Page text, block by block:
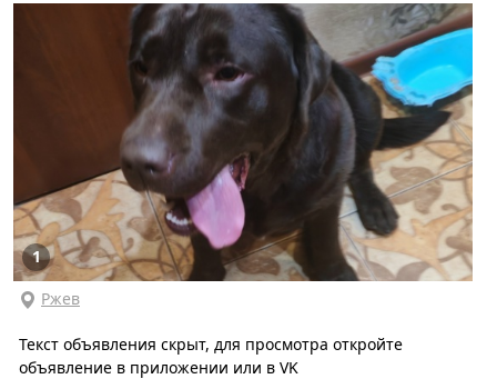
1
Ржев
Текст объявления скрыт, для просмотра откройте
объявление в приложении или в VK